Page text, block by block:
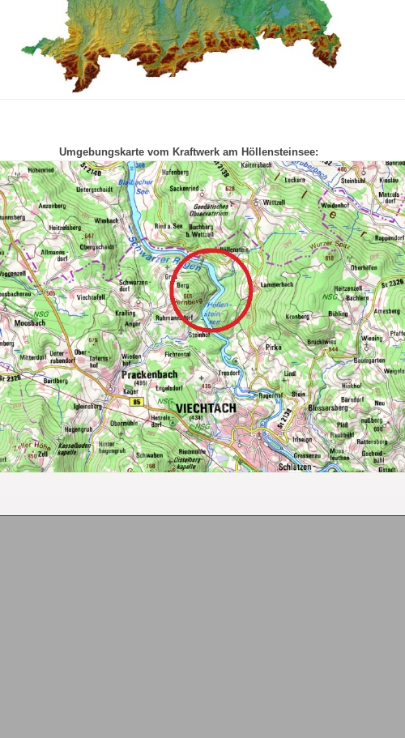
Umgebungskarte vom Kraftwerk am Höllensteinsee: